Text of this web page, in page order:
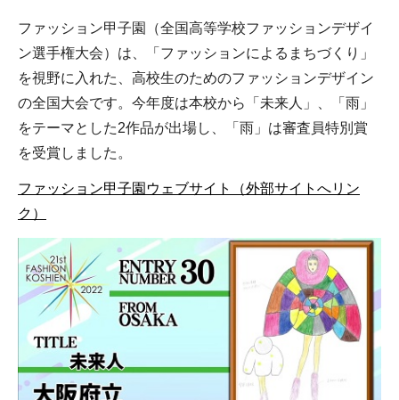
ファッション甲子園（全国高等学校ファッションデザイ
ン選手権大会）は、「ファッションによるまちづくり」
を視野に入れた、高校生のためのファッションデザイン
の全国大会です。今年度は本校から「未来人」、「雨」
をテーマとした2作品が出場し、「雨」は審査員特別賞
を受賞しました。
ファッション甲子園ウェブサイト（外部サイトへリン
ク）